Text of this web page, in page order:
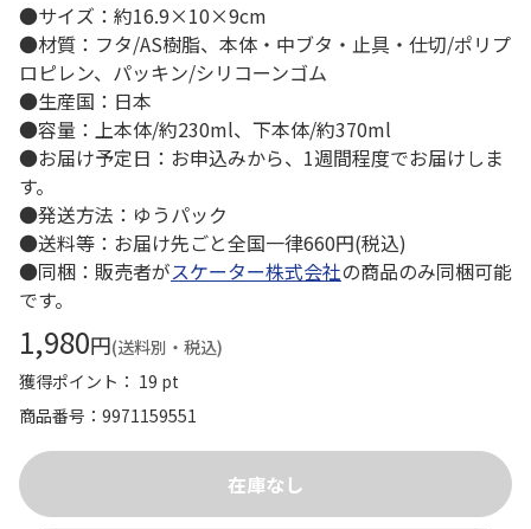
●サイズ：約16.9×10×9cm
●材質：フタ/AS樹脂、本体・中ブタ・止具・仕切/ポリプ
ロピレン、パッキン/シリコーンゴム
●生産国：日本
●容量：上本体/約230ml、下本体/約370ml
●お届け予定日：お申込みから、1週間程度でお届けしま
す。
●発送方法：ゆうパック
●送料等：お届け先ごと全国一律660円(税込)
●同梱：販売者がスケーター株式会社の商品のみ同梱可能
です。
1,980円(送料別・税込)
獲得ポイント： 19 pt
商品番号
9971159551